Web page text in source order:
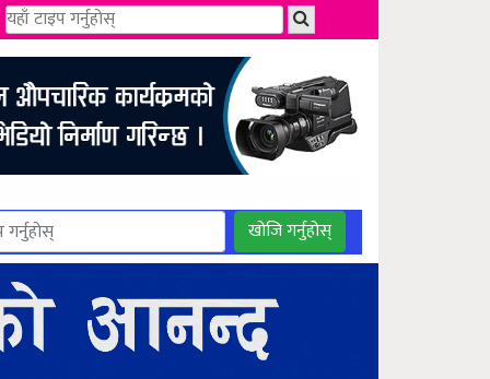
खोजि गर्नुहोस्